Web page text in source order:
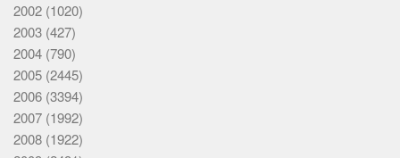
2002 (1020)
2003 (427)
2004 (790)
2005 (2445)
2006 (3394)
2007 (1992)
2008 (1922)